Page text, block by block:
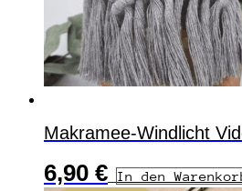
Makramee-Windlicht
6,90 € In den